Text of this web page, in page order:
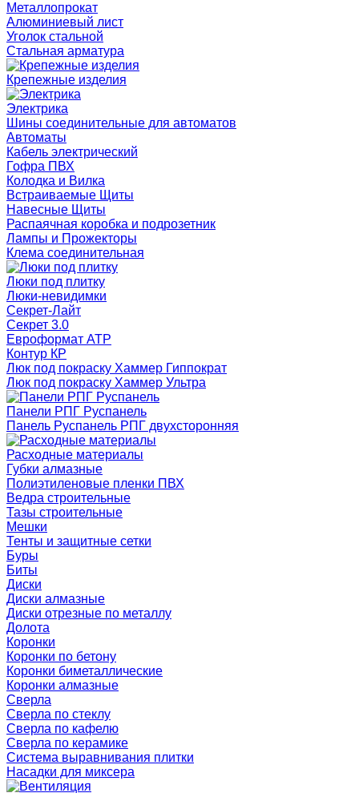
Металлопрокат
Алюминиевый лист
Уголок стальной
Стальная арматура
Крепежные изделия
Электрика
Шины соединительные для автоматов
Автоматы
Кабель электрический
Гофра ПВХ
Колодка и Вилка
Встраиваемые Щиты
Навесные Щиты
Распаячная коробка и подрозетник
Лампы и Прожекторы
Клема соединительная
Люки под плитку
Люки-невидимки
Секрет-Лайт
Секрет 3.0
Евроформат АТР
Контур КР
Люк под покраску Хаммер Гиппократ
Люк под покраску Хаммер Ультра
Панели РПГ Руспанель
Панель Руспанель РПГ двухсторонняя
Расходные материалы
Губки алмазные
Полиэтиленовые пленки ПВХ
Ведра строительные
Тазы строительные
Мешки
Тенты и защитные сетки
Буры
Биты
Диски
Диски алмазные
Диски отрезные по металлу
Долота
Коронки
Коронки по бетону
Коронки биметаллические
Коронки алмазные
Сверла
Сверла по стеклу
Сверла по кафелю
Сверла по керамике
Система выравнивания плитки
Насадки для миксера